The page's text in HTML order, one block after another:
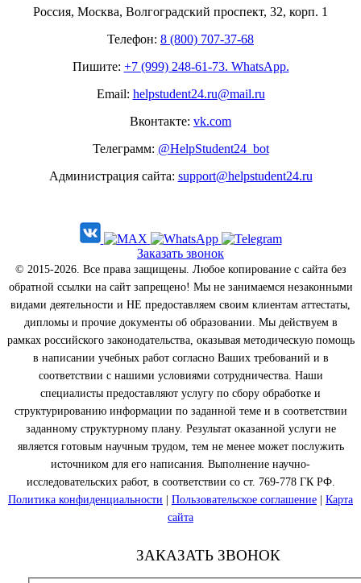
Россия, Москва, Волгоградский проспект, 32, корп. 1
Телефон: 8 (800) 707-37-68
Пишите: +7 (999) 248-61-73. WhatsApp.
Email: helpstudent24.ru@mail.ru
Вконтакте: vk.com
Телеграмм: @HelpStudent24_bot
Администрация сайта: support@helpstudent24.ru
Заказать звонок
© 2015-2026. Все права защищены. Любое копирование с сайта без
обратной ссылки на сайт запрещено! Мы не занимаемся незаконными
видами деятельности и НЕ предоставляем своим клиентам аттестаты,
дипломы и прочие документы об образовании. Мы действуем в
рамках российского законодательства, оказывая методическую помощь
в написании учебных работ согласно Ваших требований и в
соответствии с нашими условиями сотрудничества. Наши
специалисты предоставляют услугу по сбору обработке и
структурированию информации по заданной теме и в соответствии
заданному структурному плану. Результат оказанной услуги не
является готовым научным трудом, тем не менее может послужить
источником для его написания. Выполнение научно-
исследовательских работ, в соответствии со ст. 769-778 ГК РФ.
Политика конфиденциальности
Пользовательское соглашение
Карта
сайта
ЗАКАЗАТЬ ЗВОНОК